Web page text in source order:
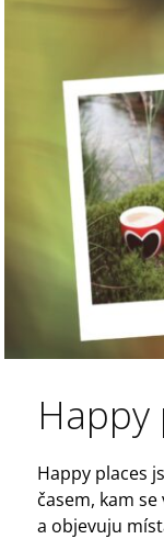
Happy
Happy places
časem, kam
a objevuju